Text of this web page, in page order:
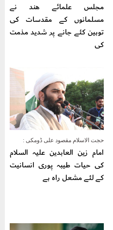
مجلس علمائے ھند نے
مسلمانوں کے مقدسات کی
توہین کئے جانے پر شدید مذمت
کی
حجت الاسلام مقصود علی ڈومکی :
امام زین العابدین علیہ السلام
کی حیات طیبہ پوری انسانیت
کے لئے مشعل راہ ہے